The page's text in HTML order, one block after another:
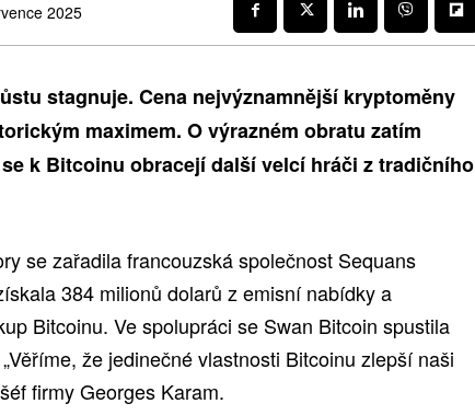
2025
stagnuje. Cena nejvýznamnější kryptoměny
maximem. O výrazném obratu zatím
k Bitcoinu obracejí další velcí hráči z tradičního
se zařadila francouzská společnost Sequans
384 milionů dolarů z emisní nabídky a
Bitcoinu. Ve spolupráci se Swan Bitcoin spustila
že jedinečné vlastnosti Bitcoinu zlepší naši
šéf firmy Georges Karam.